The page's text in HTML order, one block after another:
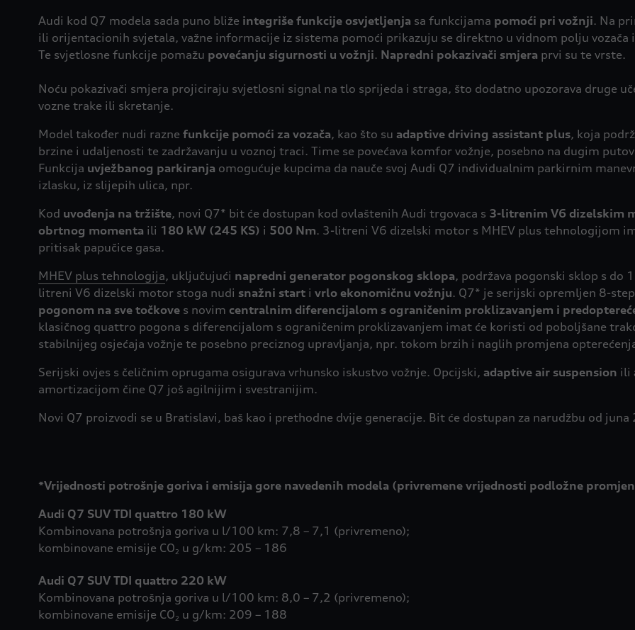
Audi kod Q7 modela sada puno bliže integriše funkcije osvjetljenja sa funkcijama pomoći pri vožnji. Na
ili orijentacionih svjetala, važne informacije iz sistema pomoći prikazuju se direktno u vidnom polju
Te svjetlosne funkcije pomažu povećanju sigurnosti u vožnji. Napredni pokazivači smjera prvi su te vrste.
Noću pokazivači smjera projiciraju svjetlosni signal na tlo sprijeda i straga, što dodatno upozorava druge
vozne trake ili skretanje.
Model također nudi razne funkcije pomoći za vozača, kao što su adaptive driving assistant plus, koja
brzine i udaljenosti te zadržavanju u voznoj traci. Time se povećava komfor vožnje, posebno na dugim
Funkcija uvježbanog parkiranja omogućuje kupcima da nauče svoj Audi Q7 individualnim parkirnim
izlasku, iz slijepih ulica, npr.
Kod uvođenja na tržište, novi Q7* bit će dostupan kod ovlaštenih Audi trgovaca s 3-litrenim V6 dizelskim
obrtnog momenta ili 180 kW (245 KS) i 500 Nm. 3-litreni V6 dizelski motor s MHEV plus tehnologijom
pritisak papučice gasa.
MHEV plus tehnologija, uključujući napredni generator pogonskog sklopa, podržava pogonski sklop s do
litreni V6 dizelski motor stoga nudi snažni starti vrlo ekonomičnu vožnju. Q7* je serijski opremljen 8-
pogonom na sve točkoves novim centralnim diferencijalom s ograničenim proklizavanjem i
klasičnog quattro pogona s diferencijalom s ograničenim proklizavanjem imat će koristi od poboljšane
stabilnijeg osjećaja vožnje te posebno preciznog upravljanja, npr. tokom brzih i naglih promjena
Serijski ovjes s čeličnim oprugama osigurava vrhunsko iskustvo vožnje. Opcijski, adaptive air suspension ili
amortizacijom čine Q7 još agilnijim i svestranijim.
Novi Q7 proizvodi se u Bratislavi, baš kao i prethodne dvije generacije. Bit će dostupan za narudžbu od
*Vrijednosti potrošnje goriva i emisija gore navedenih modela (privremene vrijednosti podložne
Audi Q7 SUV TDI quattro 180 kW
Kombinovana potrošnja goriva u l/100 km: 7,8 – 7,1 (privremeno);
kombinovane emisije CO2 u g/km: 205 – 186
Audi Q7 SUV TDI quattro 220 kW
Kombinovana potrošnja goriva u l/100 km: 8,0 – 7,2 (privremeno);
kombinovane emisije CO2 u g/km: 209 – 188